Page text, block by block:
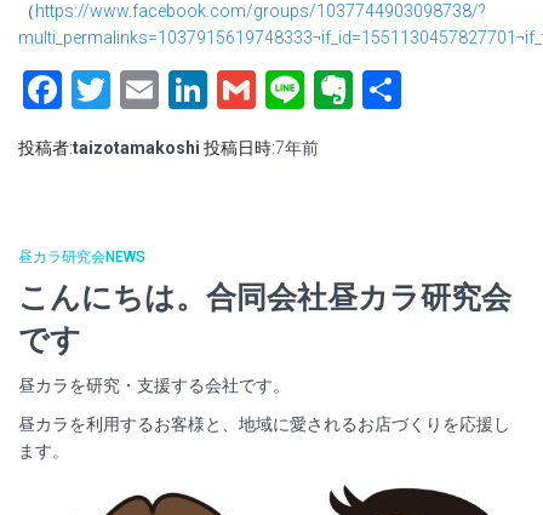
（https://www.facebook.com/groups/1037744903098738/?
Facebook
Twitter
EmailLinkedIn
Gmail
LineEvernote
投稿者:taizotamakoshi 投稿日時:7年前
昼カラ研究会NEWS
こんにちは。合同会社昼カラ研究会
です
昼カラを研究・支援する会社です。
昼カラを利用するお客様と、地域に愛されるお店づくりを応援し
ます。